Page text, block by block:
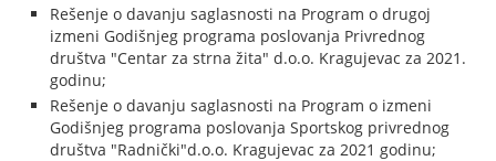
Rešenje o davanju saglasnosti na Program o drugoj
izmeni Godišnjeg programa poslovanja Privrednog
društva "Centar za strna žita" d.o.o. Kragujevac za 2021.
godinu;
Rešenje o davanju saglasnosti na Program o izmeni
Godišnjeg programa poslovanja Sportskog privrednog
društva "Radnički"d.o.o. Kragujevac za 2021 godinu;